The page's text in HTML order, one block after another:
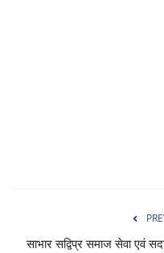
साभार सद्विप्र समाज सेवा एवं